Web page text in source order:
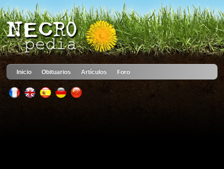
Inicio Obituarios Artículos Foro